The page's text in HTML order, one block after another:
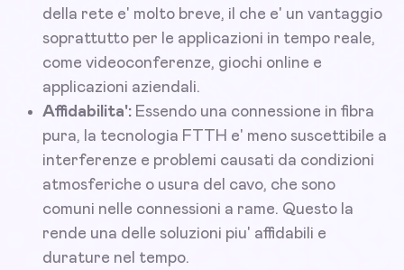
della rete e' molto breve, il che e' un vantaggio
soprattutto per le applicazioni in tempo reale,
come videoconferenze, giochi online e
applicazioni aziendali.
Affidabilita': Essendo una connessione in fibra
pura, la tecnologia FTTH e' meno suscettibile a
interferenze e problemi causati da condizioni
atmosferiche o usura del cavo, che sono
comuni nelle connessioni a rame. Questo la
rende una delle soluzioni piu' affidabili e
durature nel tempo.